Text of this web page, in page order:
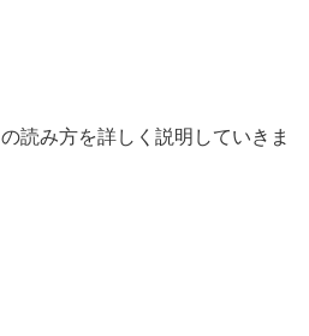
の読み方を詳しく説明していきま